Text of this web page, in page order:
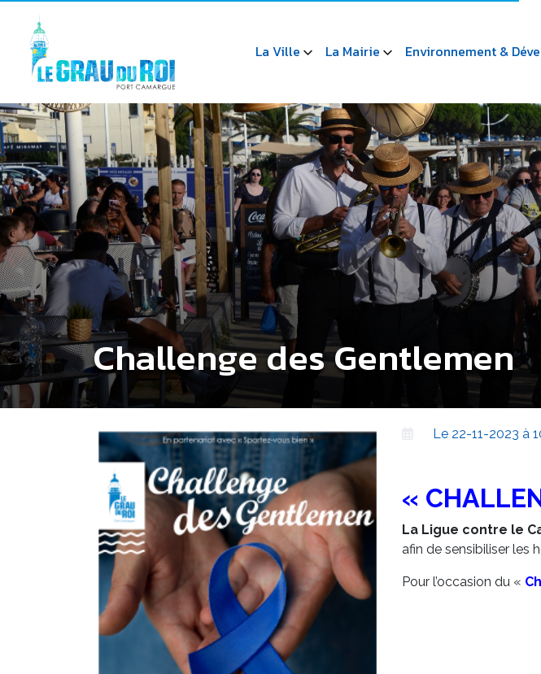
La Ville La Mairie Environnement &
Challenge des Gentlemen
Le 22-11-2023 à
«
La Ligue contre le
afin de sensibiliser les
Pour l’occasion du «